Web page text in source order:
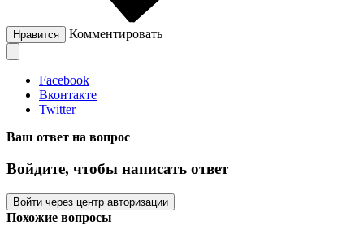
Нравится Комментировать
Facebook
Вконтакте
Twitter
Ваш ответ на вопрос
Войдите, чтобы написать ответ
Войти через центр авторизации
Похожие вопросы